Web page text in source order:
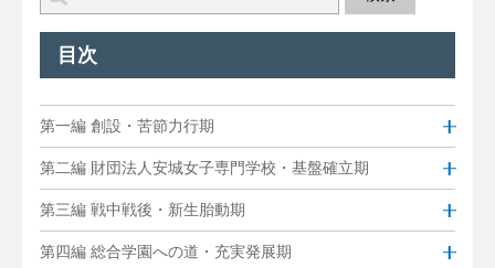
目次
第一編 創設・苦節力行期
第二編 財団法人安城女子専門学校・基盤確立期
第三編 戦中戦後・新生胎動期
第四編 総合学園への道・充実発展期